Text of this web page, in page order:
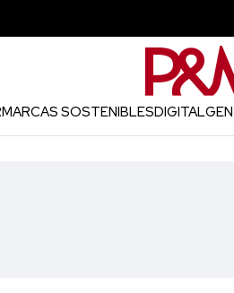
MARCAS SOSTENIBLESDIGITAL